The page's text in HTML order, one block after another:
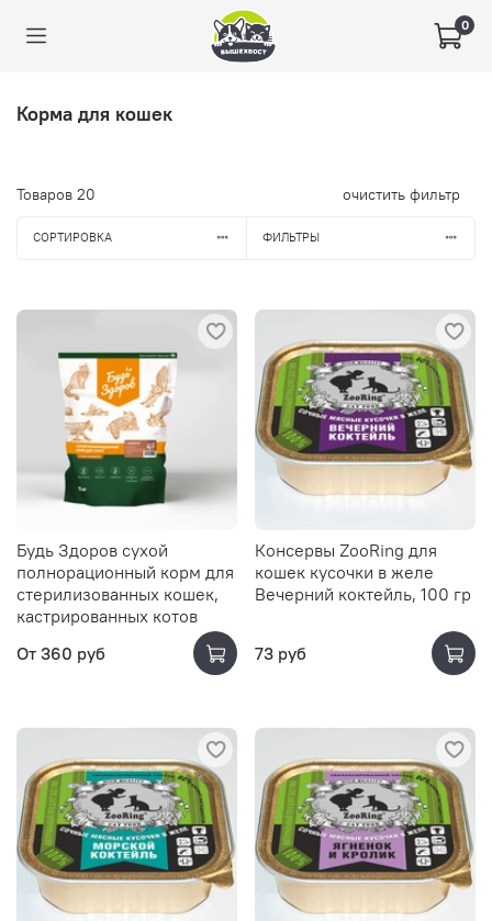
0
Корма для кошек
Товаров 20 очистить фильтр
СОРТИРОВКА ФИЛЬТРЫ
Будь Здоров сухой
полнорационный корм для
стерилизованных кошек,
кастрированных котов
От 360 руб
Консервы ZooRing для
кошек кусочки в желе
Вечерний коктейль, 100 гр
73 руб